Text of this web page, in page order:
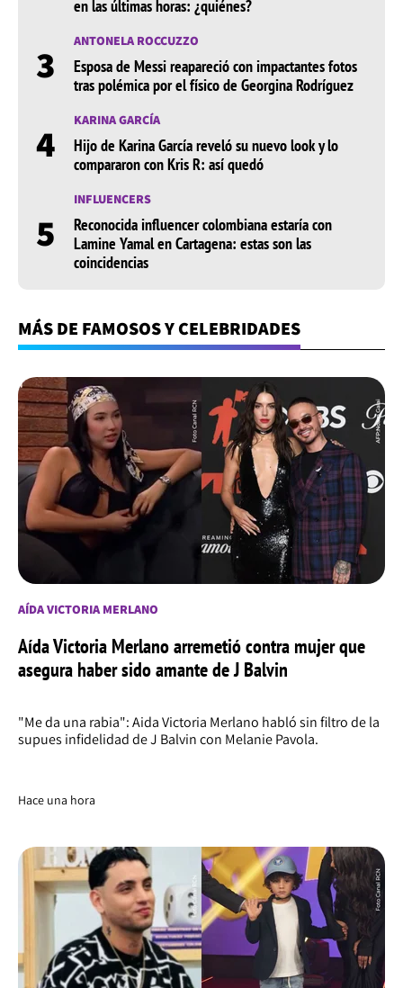
en las últimas horas: ¿quiénes?
3 ANTONELA ROCCUZZO
Esposa de Messi reapareció con impactantes fotos
tras polémica por el físico de Georgina Rodríguez
4 KARINA GARCÍA
Hijo de Karina García reveló su nuevo look y lo
compararon con Kris R: así quedó
5
INFLUENCERS
Reconocida influencer colombiana estaría con
Lamine Yamal en Cartagena: estas son las
coincidencias
MÁS DE FAMOSOS Y CELEBRIDADES
AÍDA VICTORIA MERLANO
Aída Victoria Merlano arremetió contra mujer que
asegura haber sido amante de J Balvin
"Me da una rabia": Aida Victoria Merlano habló sin filtro de la
supues infidelidad de J Balvin con Melanie Pavola.
Hace una hora